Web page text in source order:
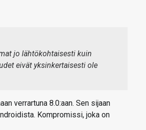
jo lähtökohtaisesti kuin
eivät yksinkertaisesti ole
verrartuna 8.0:aan. Sen sijaan
Kompromissi, joka on